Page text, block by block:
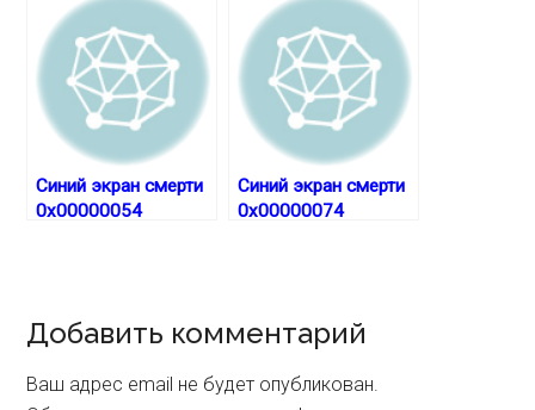
Синий экран смерти
0x00000054
Синий экран смерти
0x00000074
Reader
Interactions
Добавить комментарий
Ваш адрес email не будет опубликован.